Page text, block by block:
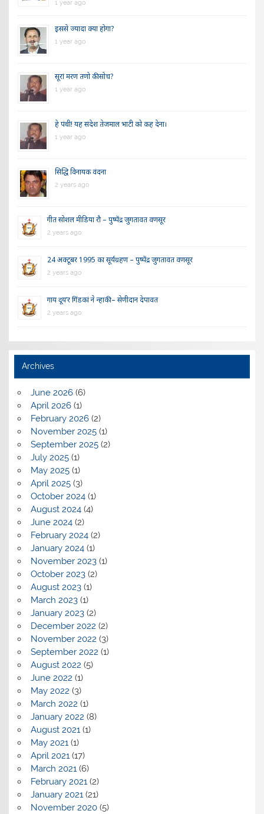
1 year ago
इससे ज्यादा क्या होगा?
1 year ago
सूरां मरण तणो की सोच?
1 year ago
हे पंथी! यह संदेश तेजमाल भाटी को कह देना।
1 year ago
सिद्धि विनायक वंदना
2 years ago
गीत सोशल मीडिया रौ – पुष्पेंद्र जुगतावत वणसूर
2 years ago
24 अक्टूबर 1995 का सूर्यग्रहण – पुष्पेंद्र जुगतावत वणसूर
2 years ago
गाय दूय’र गिंडकां ने न्हाकी – सेणीदान देपावत
2 years ago
Archives
June 2026(6)
April 2026(1)
February 2026(2)
November 2025(1)
September 2025(2)
July 2025(1)
May 2025(1)
April 2025(3)
October 2024(1)
August 2024(4)
June 2024(2)
February 2024(2)
January 2024(1)
November 2023(1)
October 2023(2)
August 2023(1)
March 2023(1)
January 2023(2)
December 2022 (2)
November 2022 (3)
September 2022 (1)
August 2022 (5)
June 2022 (1)
May 2022 (3)
March 2022 (1)
January 2022 (8)
August 2021(1)
May 2021(1)
April 2021(17)
March 2021(6)
February 2021(2)
January 2021(21)
November 2020(5)